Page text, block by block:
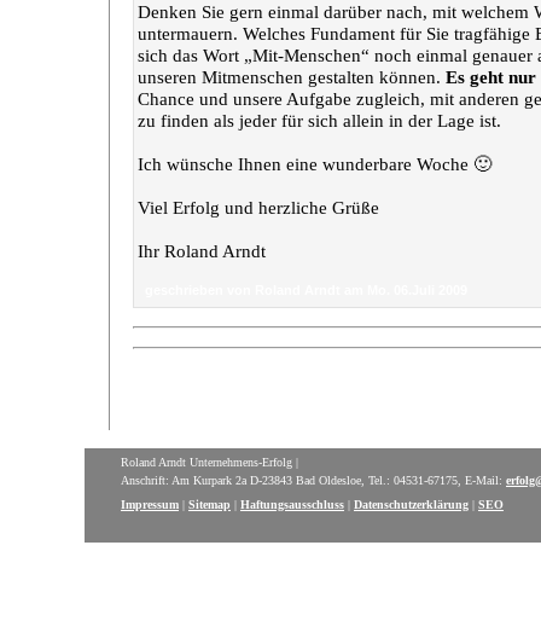
Denken Sie gern einmal darüber nach, mit welchem
untermauern. Welches Fundament für Sie
sich das Wort „Mit-Menschen“ noch einmal
unseren Mitmenschen gestalten können. Es geht
Chance und unsere Aufgabe zugleich, mit anderen
zu finden als jeder für sich allein in der Lage ist.
Ich wünsche Ihnen eine wunderbare Woche 🙂
Viel Erfolg und herzliche Grüße
Ihr Roland Arndt
Roland Arndt Unternehmens-Erfolg |
Anschrift: Am Kurpark 2a D-23843 Bad Oldesloe, Tel.: 04531-67175, E-Mail:
Impressum | Sitemap | Haftungsausschluss | Datenschutzerklärung | SEO